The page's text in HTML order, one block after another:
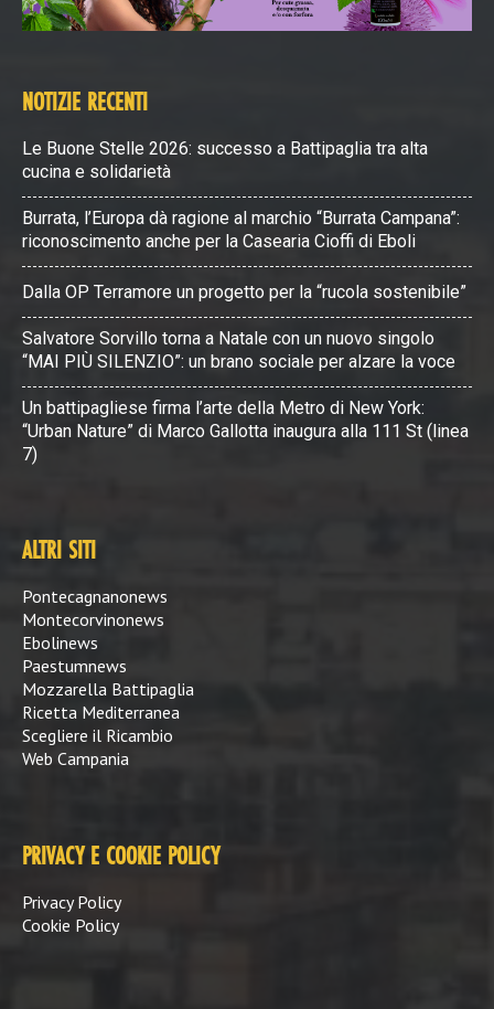
NOTIZIE RECENTI
Le Buone Stelle 2026: successo a Battipaglia tra alta
cucina e solidarietà
Burrata, l’Europa dà ragione al marchio “Burrata Campana”:
riconoscimento anche per la Casearia Cioffi di Eboli
Dalla OP Terramore un progetto per la “rucola sostenibile”
Salvatore Sorvillo torna a Natale con un nuovo singolo
“MAI PIÙ SILENZIO”: un brano sociale per alzare la voce
Un battipagliese firma l’arte della Metro di New York:
“Urban Nature” di Marco Gallotta inaugura alla 111 St (linea
7)
ALTRI SITI
Pontecagnanonews
Montecorvinonews
Ebolinews
Paestumnews
Mozzarella Battipaglia
Ricetta Mediterranea
Scegliere il Ricambio
Web Campania
PRIVACY E COOKIE POLICY
Privacy Policy
Cookie Policy